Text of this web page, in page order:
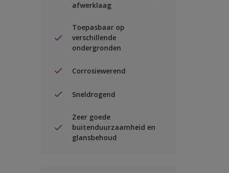
afwerklaag
Toepasbaar op
verschillende
ondergronden
Corrosiewerend
Sneldrogend
Zeer goede
buitenduurzaamheid en
glansbehoud